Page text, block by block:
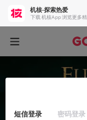
机核-探索热爱
下载 机核App 浏览更多
短信登录 密码登录